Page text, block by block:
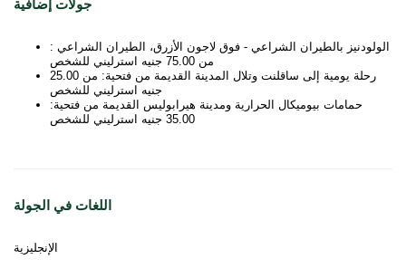
جولات إضافية
الولودنيز بالطيران الشراعي - فوق لاجون الأزرق، الطيران الشراعي :
من 75.00 جنيه استرليني للشخص
رحلة يومية إلى ساقلنت وتلال المدينة القديمة من فتحية: من 25.00
جنيه استرليني للشخص
حمامات بيوميكال الحرارية ومدينة هيرابوليس القديمة من فتحية:
35.00 جنيه استرليني للشخص
اللغات في الجولة
الإنجليزية